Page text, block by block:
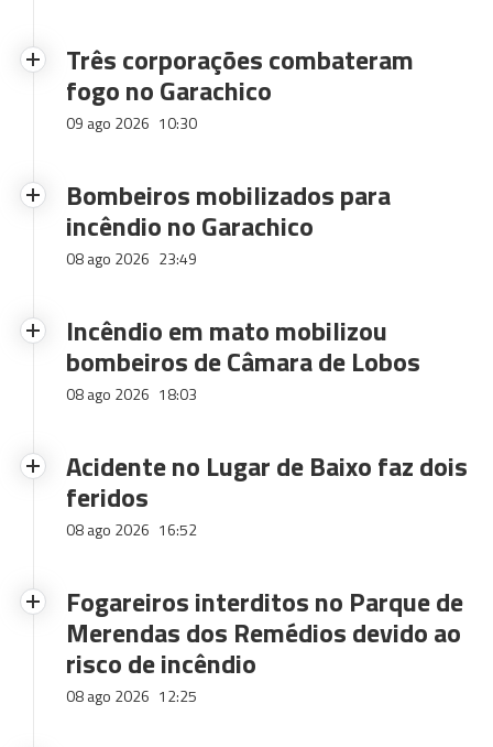
Três corporações combateram
fogo no Garachico
09 ago 2026 10:30
Bombeiros mobilizados para
incêndio no Garachico
08 ago 2026 23:49
Incêndio em mato mobilizou
bombeiros de Câmara de Lobos
08 ago 2026 18:03
Acidente no Lugar de Baixo faz dois
feridos
08 ago 2026 16:52
Fogareiros interditos no Parque de
Merendas dos Remédios devido ao
risco de incêndio
08 ago 2026 12:25